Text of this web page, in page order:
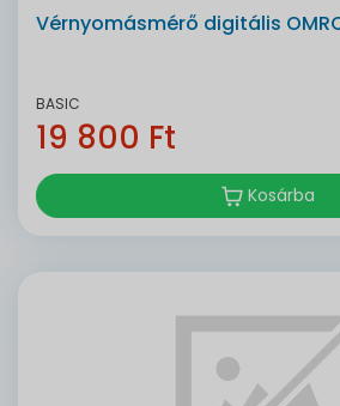
Vérnyomásmérő digitális
BASIC
19 800 Ft
Kosárba